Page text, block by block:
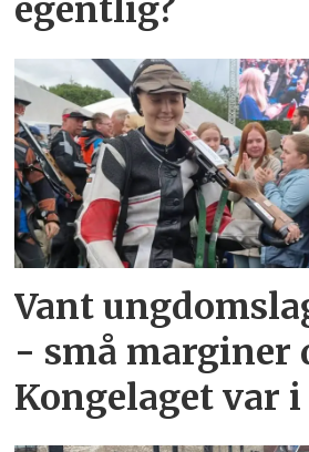
egentlig?
Vant
- små marginer
Kongelaget var